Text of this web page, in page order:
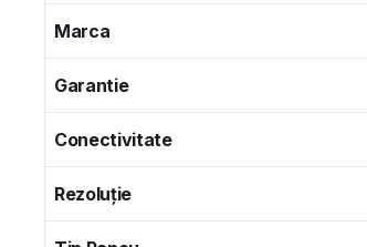
Marca
Garantie
Conectivitate
Rezoluție